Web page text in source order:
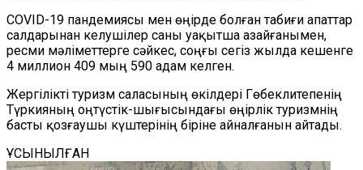
COVID-19 пандемиясы мен өңірде болған табиғи апаттар
салдарынан келушілер саны уақытша азайғанымен,
ресми мәліметтерге сәйкес, соңғы сегіз жылда кешенге
4 миллион 409 мың 590 адам келген.
Жергілікті туризм саласының өкілдері Гөбеклитепенің
Түркияның оңтүстік-шығысындағы өңірлік туризмнің
басты қозғаушы күштерінің біріне айналғанын айтады.
ҰСЫНЫЛҒАН